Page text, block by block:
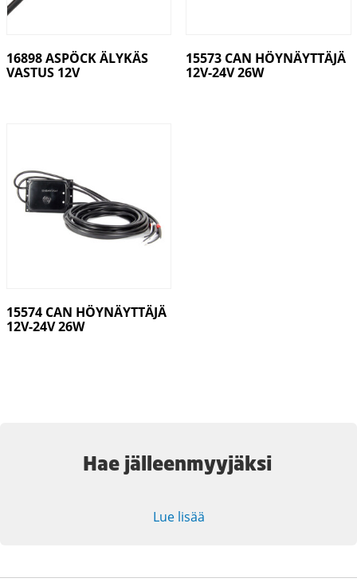
16898 ASPÖCK ÄLYKÄS
VASTUS 12V
15573 CAN HÖYNÄYTTÄJÄ
12V-24V 26W
15574 CAN HÖYNÄYTTÄJÄ
12V-24V 26W
Hae jälleenmyyjäksi
Lue lisää